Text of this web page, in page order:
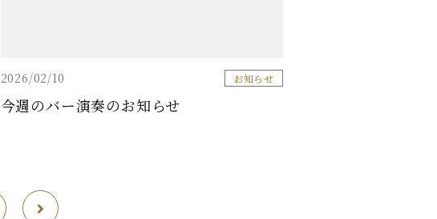
2026/02/10 お知らせ
今週のバー演奏のお知らせ